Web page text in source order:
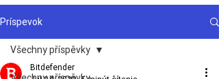
Príspevok
Všechny příspěvky
Bitdefender